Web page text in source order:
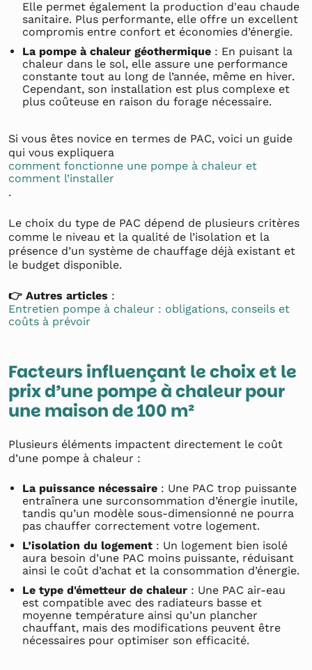
Elle permet également la production d'eau chaude
sanitaire. Plus performante, elle offre un excellent
compromis entre confort et économies d’énergie.
La pompe à chaleur géothermique : En puisant la
chaleur dans le sol, elle assure une performance
constante tout au long de l’année, même en hiver.
Cependant, son installation est plus complexe et
plus coûteuse en raison du forage nécessaire.
Si vous êtes novice en termes de PAC, voici un guide
qui vous expliquera
comment fonctionne une pompe à chaleur et
comment l’installer
.
Le choix du type de PAC dépend de plusieurs critères
comme le niveau et la qualité de l’isolation et la
présence d’un système de chauffage déjà existant et
le budget disponible.
👉 Autres articles :
Entretien pompe à chaleur : obligations, conseils et
coûts à prévoir
Facteurs influençant le choix et le
prix d’une pompe à chaleur pour
une maison de 100 m²
Plusieurs éléments impactent directement le coût
d’une pompe à chaleur :
La puissance nécessaire : Une PAC trop puissante
entraînera une surconsommation d’énergie inutile,
tandis qu’un modèle sous-dimensionné ne pourra
pas chauffer correctement votre logement.
L’isolation du logement : Un logement bien isolé
aura besoin d’une PAC moins puissante, réduisant
ainsi le coût d’achat et la consommation d’énergie.
Le type d'émetteur de chaleur : Une PAC air-eau
est compatible avec des radiateurs basse et
moyenne température ainsi qu’un plancher
chauffant, mais des modifications peuvent être
nécessaires pour optimiser son efficacité.